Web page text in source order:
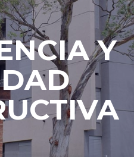
Y